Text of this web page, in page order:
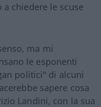
chiedere le scuse
ma mi
le esponenti
politici" di alcuni
sapere cosa
Landini, con la sua